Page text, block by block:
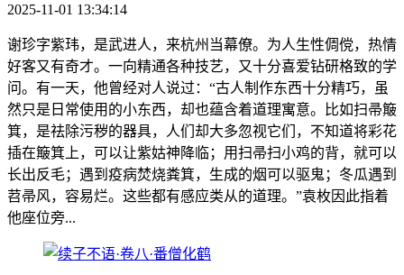
2025-11-01 13:34:14
谢珍字紫玮，是武进人，来杭州当幕僚。为人生性倜傥，热情
好客又有奇才。一向精通各种技艺，又十分喜爱钻研格致的学
问。有一天，他曾经对人说过：“古人制作东西十分精巧，虽
然只是日常使用的小东西，却也蕴含着道理寓意。比如扫帚簸
箕，是祛除污秽的器具，人们却大多忽视它们，不知道将彩花
插在簸箕上，可以让紫姑神降临；用扫帚扫小鸡的背，就可以
长出反毛；遇到疫病焚烧粪箕，生成的烟可以驱鬼；冬瓜遇到
苕帚风，容易烂。这些都有感应类从的道理。”袁枚因此指着
他座位旁...